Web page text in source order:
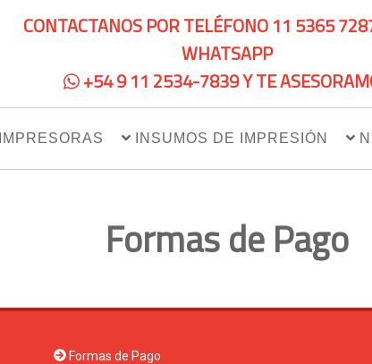
CONTACTANOS POR TELÉFONO 11 5365
WHATSAPP
+54 9 11 2534-7839 Y TE
IMPRESORAS INSUMOS DE IMPRESIÓN
Formas de Pago
Formas de Pago